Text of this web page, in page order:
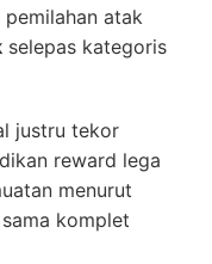
atak
selepas kategoris
justru tekor
reward lega
menurut
komplet